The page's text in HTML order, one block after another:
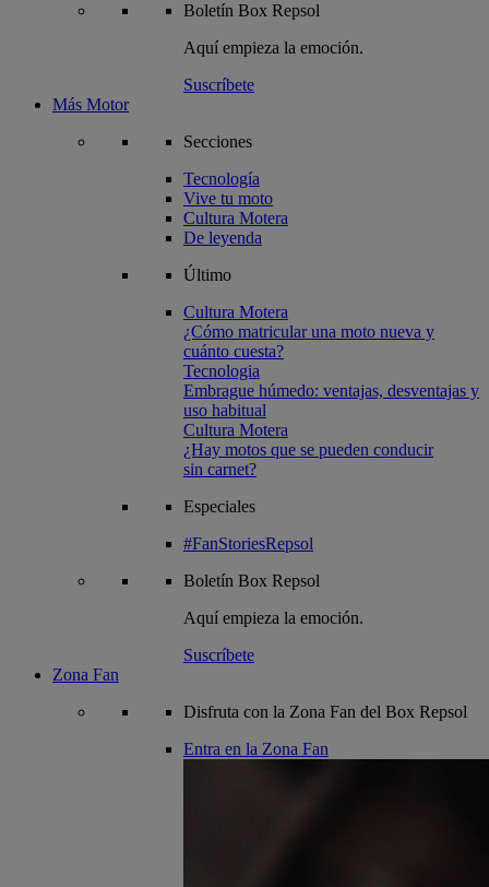
Boletín Box Repsol
Aquí empieza la emoción.
Suscríbete
Más Motor
Secciones
Tecnología
Vive tu moto
Cultura Motera
De leyenda
Último
Cultura Motera
¿Cómo matricular una moto nueva y
cuánto cuesta?
Tecnologia
Embrague húmedo: ventajas, desventajas y
uso habitual
Cultura Motera
¿Hay motos que se pueden conducir
sin carnet?
Especiales
#FanStoriesRepsol
Boletín Box Repsol
Aquí empieza la emoción.
Suscríbete
Zona Fan
Disfruta con la Zona Fan del Box Repsol
Entra en la Zona Fan